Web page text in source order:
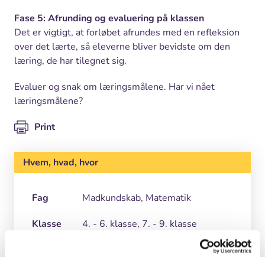
Fase 5: Afrunding og evaluering på klassen
Det er vigtigt, at forløbet afrundes med en refleksion
over det lærte, så eleverne bliver bevidste om den
læring, de har tilegnet sig.
Evaluer og snak om læringsmålene. Har vi nået
læringsmålene?
Print
Hvem, hvad, hvor
Fag
Madkundskab, Matematik
Klasse
4. - 6. klasse, 7. - 9. klasse
Forår, Sommer, Efterår, Vinter